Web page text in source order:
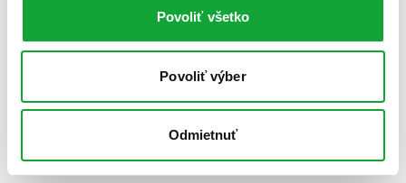
Povoliť všetko
Povoliť výber
Odmietnuť